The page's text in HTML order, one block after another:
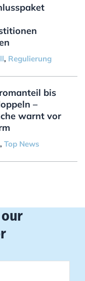
, Regulierung
bis
–
warnt vor
, Top News